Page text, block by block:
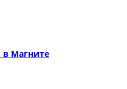
в Магните